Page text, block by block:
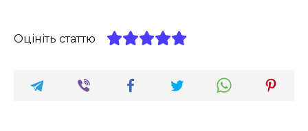
Оцініть статтю